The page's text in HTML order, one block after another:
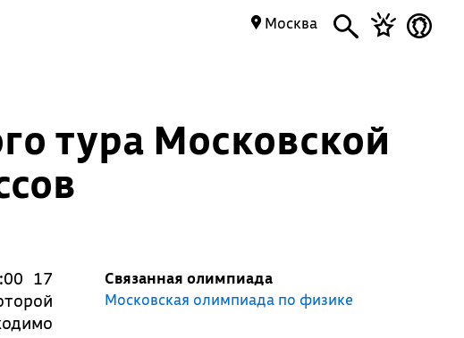
Москва
тура Московской
17
Связанная олимпиада
Московская олимпиада по физике